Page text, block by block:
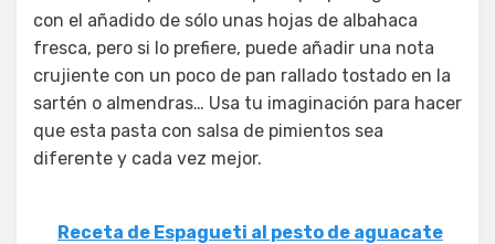
con el añadido de sólo unas hojas de albahaca
fresca, pero si lo prefiere, puede añadir una nota
crujiente con un poco de pan rallado tostado en la
sartén o almendras… Usa tu imaginación para hacer
que esta pasta con salsa de pimientos sea
diferente y cada vez mejor.
Receta de Espagueti al pesto de aguacate